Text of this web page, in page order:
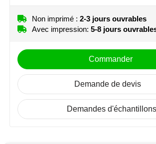
TACX
Victorinox
Vinga
Waterman
Non imprimé : 2-3 jours ouvrables
Avec impression: 5-8 jours
Commander
Demande de devis
Demandes d'échantillons